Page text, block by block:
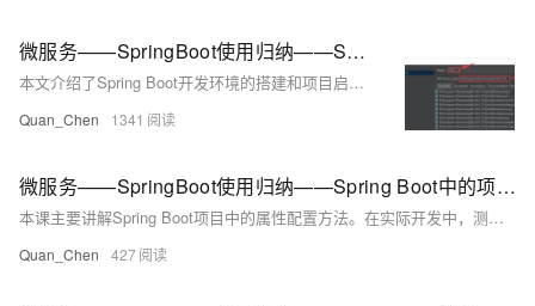
微服务——SpringBoot使用归纳——Spring Boot开发环境搭建和项目启动
本文介绍了Spring Boot开发环境的搭建和项目启动流程。主要内容包括：jdk的配置（IDEA、STS/eclipse设置方法）、Spring Boot工程的构建方式（IDEA快速构建、官方构建工具start.spring.io使用）、maven配置（本地maven路径与阿里云镜像设置）以及编码配置（IDEA和eclipse中的编码设置）。通过这些步骤，帮助开发者顺利完成Spring Boot项目的初始化和运行准备。
Quan_Chen 1341
微服务——SpringBoot使用归纳——Spring Boot中的项目属性配置——少量配置信息的情形
本课主要讲解Spring Boot项目中的属性配置方法。在实际开发中，测试与生产环境的配置往往不同，因此不应将配置信息硬编码在代码中，而应使用配置文件管理，如`application.yml`。例如，在微服务架构下，可通过配置文件设置调用其他服务的地址（如订单服务端口8002），并利用`@Value`注解在代码中读取这些配置值。这种方式使项目更灵活，便于后续修改和维护。
Quan_Chen 427